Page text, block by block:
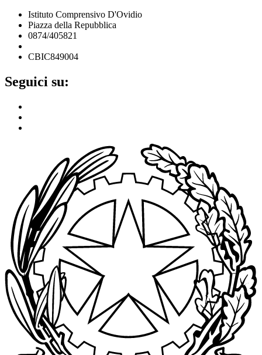
Istituto Comprensivo D'Ovidio
Piazza della Repubblica
0874/405821
CBIC849004
Seguici su: